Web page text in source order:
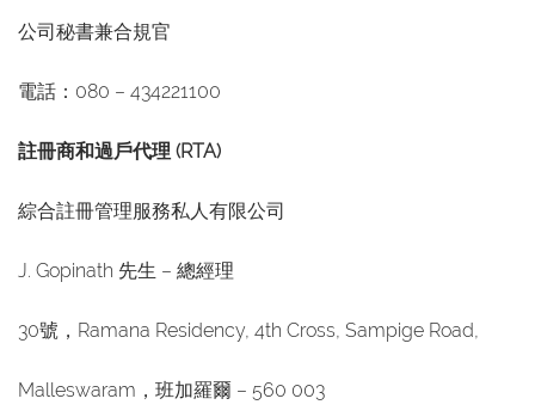
公司秘書兼合規官
電話：080 – 434221100
註冊商和過戶代理 (RTA)
綜合註冊管理服務私人有限公司
J. Gopinath 先生 – 總經理
30號，Ramana Residency, 4th Cross, Sampige Road,
Malleswaram，班加羅爾 – 560 003